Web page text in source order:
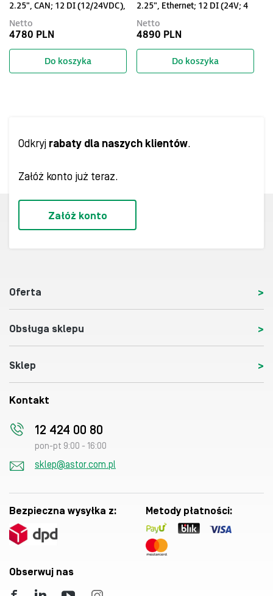
2.25", CAN; 12 DI (12/24VDC),
12 DO (24VDC), 6 AI (0-10V, 0-
20mA, TC, RTD), 4 AO (0-10V, 0-
Netto
4780 PLN
Do koszyka
2.25", Ethernet; 12 DI (24V; 4
HSC); 12 DO (24V; 2 PWM); 6 AI
(0-10V; 0-20mA; 4-20mA; RTD;
20mA)
Netto
4890 PLN
Do koszyka
Odkryj rabaty dla naszych klientów.
Załóż konto już teraz.
Załóż konto
Oferta
Obsługa sklepu
Sklep
Kontakt
12 424 00 80
pon-pt 9:00 - 16:00
sklep@astor.com.pl
Bezpieczna wysyłka z: Metody płatności:
Obserwuj nas